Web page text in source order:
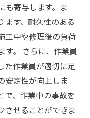
も寄与します。ま
ます。耐久性のある
工中や修理後の負荷
す。 さらに、作業員
た作業員が適切に足
安定性が向上しま
で、作業中の事故を
させることができま